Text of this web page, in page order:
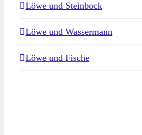
Löwe und Steinbock
Löwe und Wassermann
Löwe und Fische